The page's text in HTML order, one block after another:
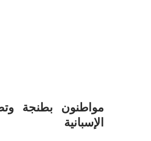
مواطنون بطنجة
الإسبانية